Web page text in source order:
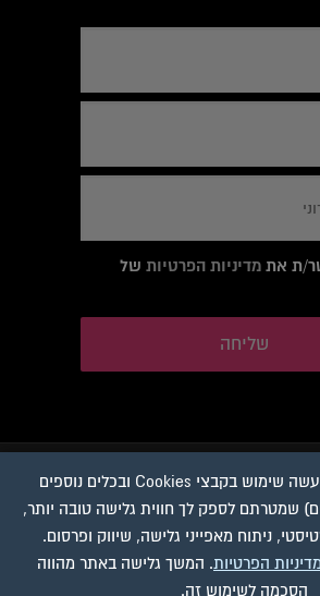
ת את מדיניות הפרטיות של
דרים. כל
לאייס
בע"מ
באינטרנט
לידיעתך, באתר זה נעשה שימוש בקבצי Cookies ובכלים נוספים
שמטרתם לספק לך חווית גלישה טובה יותר,
ניתוח מאפייני גלישה, שיווק ופרסום.
מדיניות הפרטיות. המשך גלישה באתר מהווה
הסכמה לשימוש זה.